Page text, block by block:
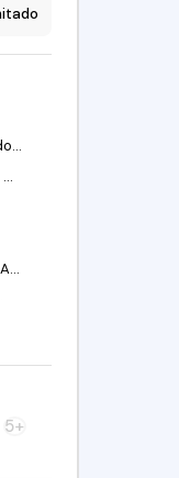
Água Espraiada (Caucaia do Alto) (2)
Altos de Caucaia (Caucaia do Alto) (2)
Chácara Real (Caucaia do Alto) (3)
5+